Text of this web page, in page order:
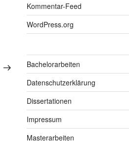
Nächster
Kommentar-Feed
WordPress.org
Bachelorarbeiten
Datenschutzerklärung
Dissertationen
Impressum
Masterarbeiten